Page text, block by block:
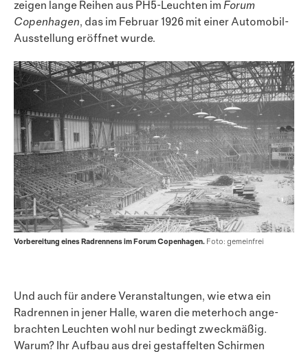
zeigen lange Reihen aus PH5-Leuchten im Forum
Copenhagen, das im Februar 1926 mit einer Automobil-
Ausstellung eröffnet wurde.
Vorbereitung eines Radrennens im Forum Copenhagen. Foto: gemeinfrei
Und auch für andere Veranstaltungen, wie etwa ein
Radrennen in jener Halle, waren die meterhoch ange­
brach­ten Leuchten wohl nur bedingt zweckmäßig.
Warum? Ihr Aufbau aus drei gestaffelten Schirmen